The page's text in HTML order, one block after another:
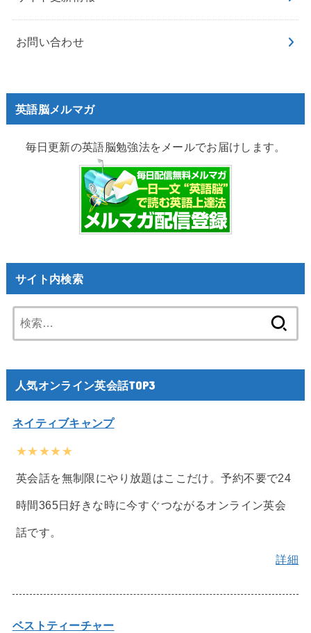
お問い合わせ
英語脳メルマガ
毎日更新の英語脳勉強法をメールでお届けします。
サイト内検索
索:
人気オンライン英会話TOP3
ネイティブキャンプ
★★★★★
英会話を無制限にやり放題はここだけ。予約不要で24
時間365日好きな時に今すぐつながるオンライン英会
話です。
詳細
ベストティーチャー